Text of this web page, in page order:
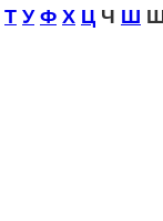
ТУФХ Ц Ч Ш